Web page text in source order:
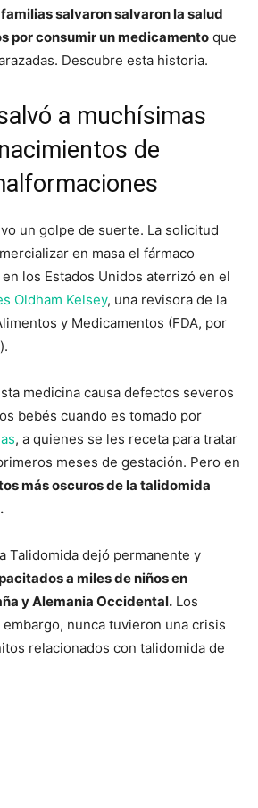
salvaron salvaron la salud
por consumir un medicamento que
Descubre esta historia.
a muchísimas
de
un golpe de suerte. La solicitud
en masa el fármaco
en los Estados Unidos aterrizó en el
Oldham Kelsey, una revisora de la
y Medicamentos (FDA, por
medicina causa defectos severos
bebés cuando es tomado por
, a quienes se les receta para tratar
meses de gestación. Pero en
más oscuros de la talidomida
Talidomida dejó permanente y
a miles de niños en
y Alemania Occidental. Los
embargo, nunca tuvieron una crisis
relacionados con talidomida de